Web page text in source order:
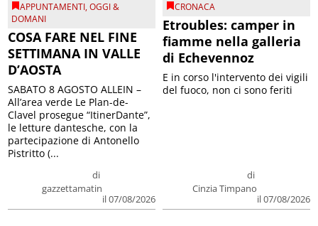
APPUNTAMENTI,OGGI &
DOMANI
COSA FARE NEL FINE
SETTIMANA IN VALLE
D’AOSTA
di
gazzettamatin
il 07/08/2026
SABATO 8 AGOSTO ALLEIN –
All’area verde Le Plan-de-
Clavel prosegue “ItinerDante”,
le letture dantesche, con la
partecipazione di Antonello
Pistritto (...
CRONACA
Etroubles: camper in
fiamme nella galleria
di Echevennoz
di
Cinzia Timpano
il 07/08/2026
E in corso l'intervento dei vigili
del fuoco, non ci sono feriti